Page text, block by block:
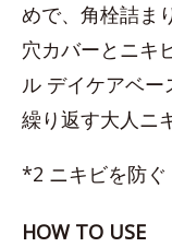
めで、角栓詰ま
穴カバーとニキ
ル デイケアベー
繰り返す大人ニ
*2 ニキビを防ぐ
HOW TO USE